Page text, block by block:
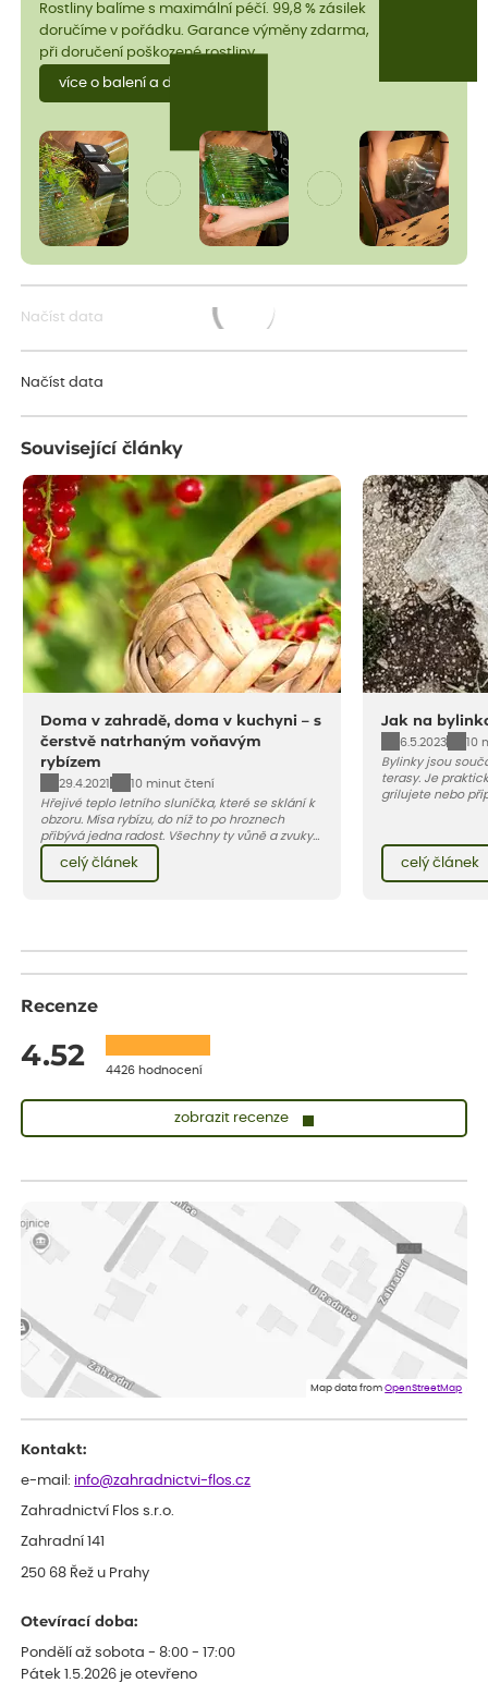
Rostliny balíme s maximální péčí. 99,8 % zásilek
doručíme v pořádku. Garance výměny zdarma,
při doručení poškozené rostliny.
více o balení a dopravě
Načíst data
Načíst data
Související články
Doma v zahradě, doma v kuchyni – s
čerstvě natrhaným voňavým
rybízem
29.4.2021
10 minut čtení
Hřejivé teplo letního sluníčka, které se sklání k
obzoru. Mísa rybízu, do níž to po hroznech
přibývá jedna radost. Všechny ty vůně a zvuky
červencové zahrady. Sklizeň rybízu do kuchyně
vnese neuvěřitelný klid a radost. A taky trochu
bezstarostnosti dětství při mlsání babiččina
celý článek
Jak na
6.5.2023
10
Bylinky jsou
terasy. Je
grilujete nebo
celý článek
Recenze
4.52 4426 hodnocení
zobrazit recenze
Vše přišlo velice rychle krásně zabalené. Rostlinky po přesazení
velice dobře prospívají
Jarda
ověřený nákup
Dobrý den, byli jsme spokojeni
Eshop, objednání bylo v pořádku, žádný problém. Jen jsem byla
smutná z dodávky jedné kytky, která nebyla v nejlepší kondici a i
Map data fromOpenStreetMap
Kontakt:
e-mail: info@zahradnictvi-flos.cz
Zahradnictví Flos s.r.o.
Zahradní 141
250 68 Řež u Prahy
Otevírací doba:
Pondělí až sobota - 8:00 - 17:00
Pátek 1.5.2026 je otevřeno